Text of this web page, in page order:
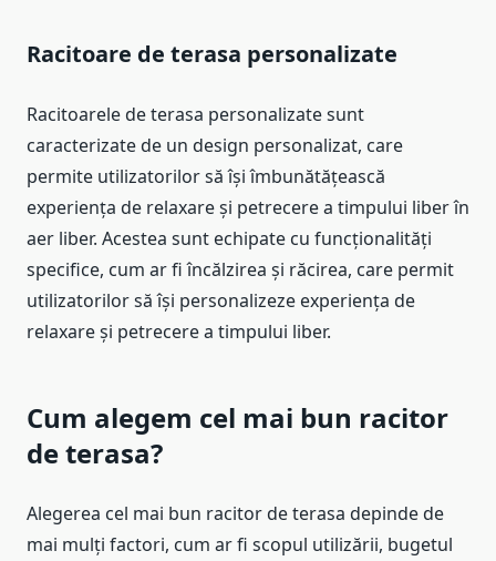
Racitoare de terasa personalizate
Racitoarele de terasa personalizate sunt
caracterizate de un design personalizat, care
permite utilizatorilor să își îmbunătățească
experiența de relaxare și petrecere a timpului liber în
aer liber. Acestea sunt echipate cu funcționalități
specifice, cum ar fi încălzirea și răcirea, care permit
utilizatorilor să își personalizeze experiența de
relaxare și petrecere a timpului liber.
Cum alegem cel mai bun racitor
de terasa?
Alegerea cel mai bun racitor de terasa depinde de
mai mulți factori, cum ar fi scopul utilizării, bugetul